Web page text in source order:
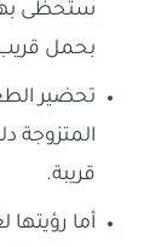
ستحظى بها
بحمل
تحضير
المتزوجة
قريبة.
أما